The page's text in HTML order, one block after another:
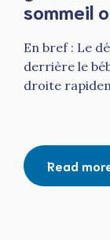
sommeil
En bref : Le
derrière le
droite
Read